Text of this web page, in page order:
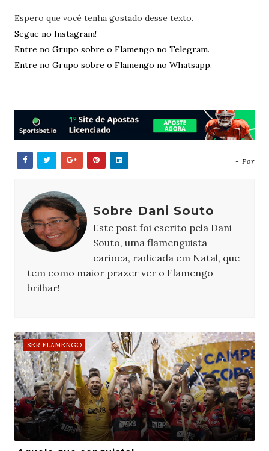
Espero que você tenha gostado desse texto.
Segue no Instagram!
Entre no Grupo sobre o Flamengo no Telegram.
Entre no Grupo sobre o Flamengo no Whatsapp.
- Por
Sobre Dani Souto
Este post foi escrito pela Dani
Souto, uma flamenguista
carioca, radicada em Natal, que
tem como maior prazer ver o Flamengo
brilhar!
SER FLAMENGO